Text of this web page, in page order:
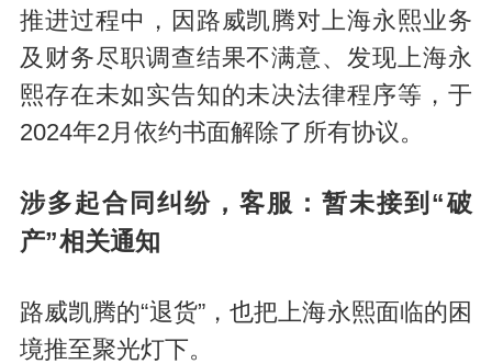
推进过程中，因路威凯腾对上海永熙业务
及财务尽职调查结果不满意、发现上海永
熙存在未如实告知的未决法律程序等，于
2024年2月依约书面解除了所有协议。
涉多起合同纠纷，客服：暂未接到“破
产”相关通知
路威凯腾的“退货”，也把上海永熙面临的困
境推至聚光灯下。